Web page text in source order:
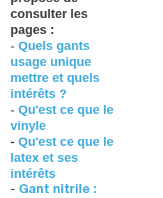
consulter les
pages :
- Quels gants
usage unique
mettre et quels
intérêts ?
- Qu'est ce que le
vinyle
- Qu'est ce que le
latex et ses
intérêts
- Gant nitrile :